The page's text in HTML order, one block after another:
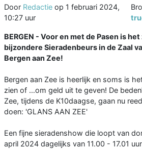
Door Redactie op 1 februari 2024,
10:27 uur
BERGEN - Voor en met de Pasen is
bijzondere Sieradenbeurs in de Zaal
Bergen aan Zee!
Bergen aan Zee is heerlijk en soms is
zien of …om geld uit te geven! De
Zee, tijdens de K10daagse, gaan nu
doen: 'GLANS AAN ZEE'
Een fijne sieradenshow die loopt van
april 2024 dagelijks van 11.00 - 17.01